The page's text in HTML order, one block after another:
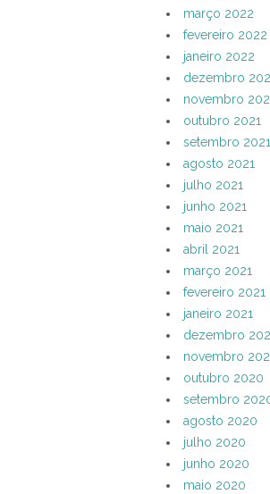
março 2022
fevereiro 2022
janeiro 2022
dezembro
novembro
outubro 2021
setembro 2021
agosto 2021
julho 2021
junho 2021
maio 2021
abril 2021
março 2021
fevereiro 2021
janeiro 2021
dezembro
novembro
outubro 2020
setembro
agosto 2020
julho 2020
junho 2020
maio 2020